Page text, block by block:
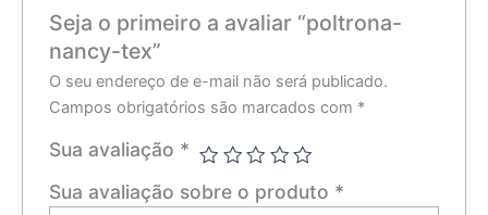
Seja o primeiro a avaliar “poltrona-
nancy-tex”
O seu endereço de e-mail não será publicado.
Campos obrigatórios são marcados com *
Sua avaliação *
Sua avaliação sobre o produto *